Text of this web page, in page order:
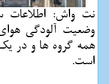
نت واش: اطلاعات
وضعیت آلودگی
همه گروه ها و در
است.